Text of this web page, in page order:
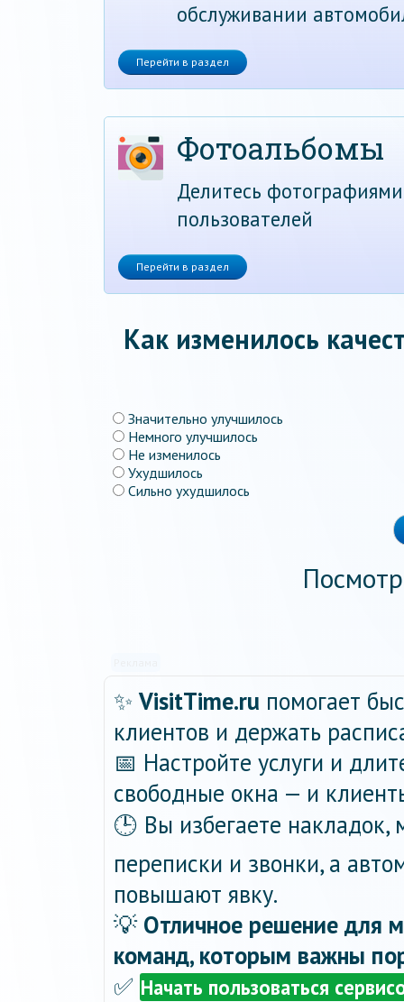
обслуживании
Перейти в раздел
Фотоальбомы
Делитесь
пользователей
Перейти в раздел
Как изменилось
Значительно улучшилось
Немного улучшилось
Не изменилось
Ухудшилось
Сильно ухудшилось
✨ VisitTime.ru помогает
клиентов и держать
📅 Настройте услуги и
свободные окна — и
🕒 Вы избегаете
переписки и звонки, а
повышают явку.
💡 Отличное решение для
команд, которым важны
✅ Начать пользоваться